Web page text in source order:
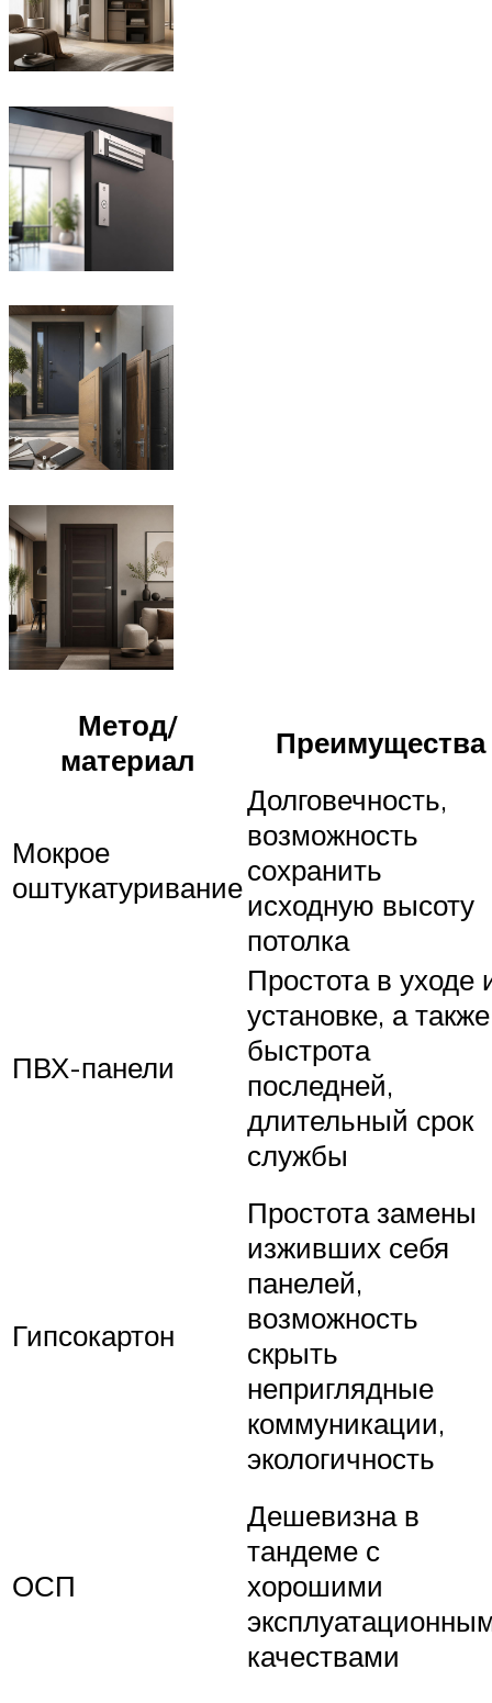
Метод/
материал
Преимущества
Мокрое
оштукатуривание
Долговечность,
возможность
сохранить
исходную высоту
потолка
ПВХ-панели
Простота в уходе
установке, а также
быстрота
последней,
длительный срок
службы
Гипсокартон
Простота замены
изживших себя
панелей,
возможность
скрыть
неприглядные
коммуникации,
экологичность
ОСП
Дешевизна в
тандеме с
хорошими
качествами